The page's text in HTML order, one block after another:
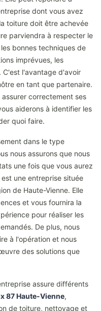
dont vous avez
toiture doit être achevée
parviendra à respecter le
bonnes techniques de
imprévues, les
C'est l'avantage d'avoir
en tant que partenaire.
correctement ses
aiderons à identifier les
quoi faire.
dans le type
nous assurons que nous
une fois que vous aurez
une entreprise située
de Haute-Vienne. Elle
et vous fournira la
pour réaliser les
De plus, nous
à l'opération et nous
des solutions que
assure différents
87 Haute-Vienne,
de toiture, nettoyage et